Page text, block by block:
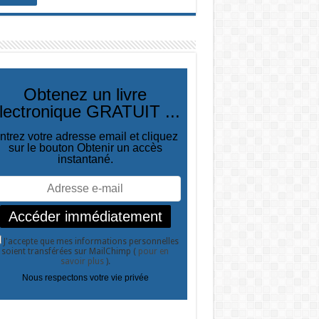
Obtenez un livre
GRATUIT ...
votre adresse email et cliquez
sur le bouton Obtenir un accès
instantané.
J'accepte que mes informations personnelles
soient transférées sur MailChimp ( pour en
savoir plus ).
Nous respectons votre vie privée